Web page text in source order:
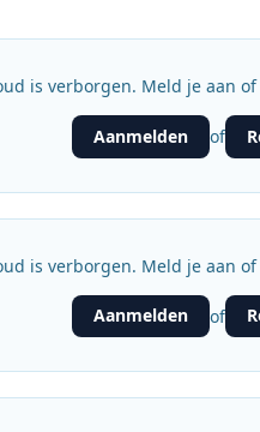
is verborgen. Meld je aan
Aanmelden of
is verborgen. Meld je aan
Aanmelden of